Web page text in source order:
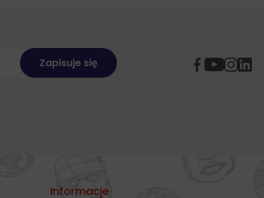
Informacje